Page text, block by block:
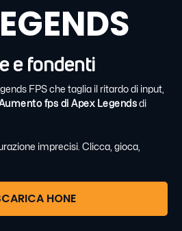
e fondenti
FPS che taglia il ritardo di input,
fps di Apex Legendsdi
imprecisi. Clicca, gioca,
HONE